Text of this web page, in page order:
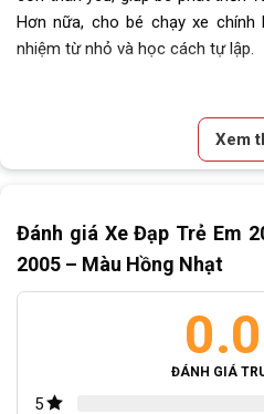
Hơn nữa, cho bé chạy xe
nhiệm từ nhỏ và học cách tự lập.
Xem
Đánh giá Xe Đạp Trẻ Em
2005 – Màu Hồng Nhạt
ĐÁNH GIÁ
5